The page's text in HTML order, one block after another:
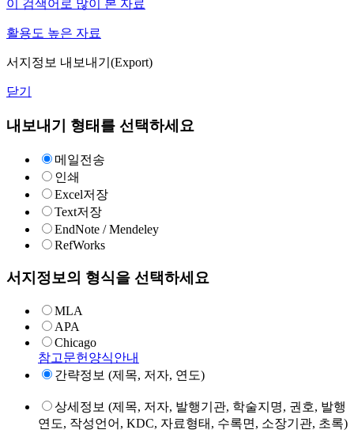
이 검색어로 많이 본 자료
활용도 높은 자료
서지정보 내보내기(Export)
닫기
내보내기 형태를 선택하세요
메일전송
인쇄
Excel저장
Text저장
EndNote / Mendeley
RefWorks
서지정보의 형식을 선택하세요
MLA
APA
Chicago
참고문헌양식안내
간략정보 (제목, 저자, 연도)
상세정보 (제목, 저자, 발행기관, 학술지명, 권호, 발행
연도, 작성언어, KDC, 자료형태, 수록면, 소장기관, 초록)